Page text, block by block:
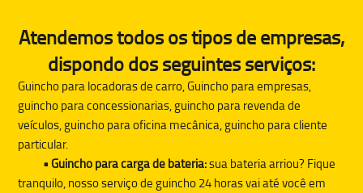
Atendemos todos os tipos de empresas,
dispondo dos seguintes serviços:
Guincho para locadoras de carro, Guincho para empresas,
guincho para concessionarias, guincho para revenda de
veículos, guincho para oficina mecânica, guincho para cliente
particular.
• Guincho para carga de bateria:sua bateria arriou? Fique
tranquilo, nosso serviço de guincho 24 horas vai até você em